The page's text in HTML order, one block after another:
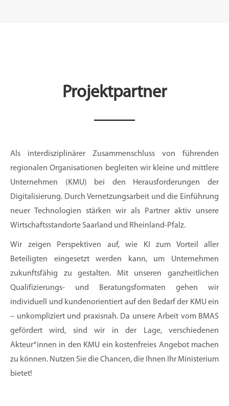
Projektpartner
Als interdisziplinärer Zusammenschluss von führenden
regionalen Organisationen begleiten wir kleine und mittlere
Unternehmen (KMU) bei den Herausforderungen der
Digitalisierung. Durch Vernetzungsarbeit und die Einführung
neuer Technologien stärken wir als Partner aktiv unsere
Wirtschaftsstandorte Saarland und Rheinland-Pfalz.
Wir zeigen Perspektiven auf, wie KI zum Vorteil aller
Beteiligten eingesetzt werden kann, um Unternehmen
zukunftsfähig zu gestalten. Mit unseren ganzheitlichen
Qualifizierungs- und Beratungsformaten gehen wir
individuell und kundenorientiert auf den Bedarf der KMU ein
– unkompliziert und praxisnah. Da unsere Arbeit vom BMAS
gefördert wird, sind wir in der Lage, verschiedenen
Akteur*innen in den KMU ein kostenfreies Angebot machen
zu können. Nutzen Sie die Chancen, die Ihnen Ihr Ministerium
bietet!